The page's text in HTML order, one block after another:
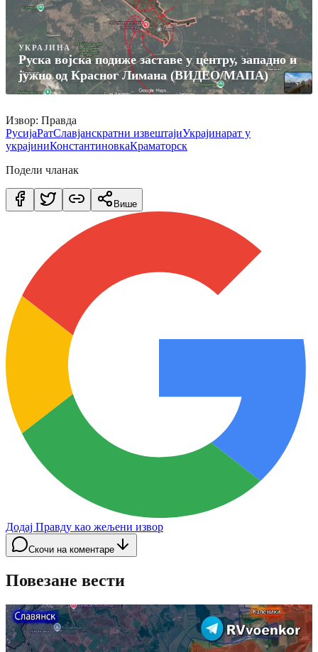
УКРАЈИНА
Руска војска подиже заставе у центру, западно и
јужно од Красног Лимана (ВИДЕО/МАПА)
Извор: Правда
РусијаРатСлавјанскратни извештајиУкрајинарат у
украјиниКонстантиновкаКраматорск
Подели чланак
Више
Додај Правду као жељени извор
Скочи на коментаре
Повезане вести